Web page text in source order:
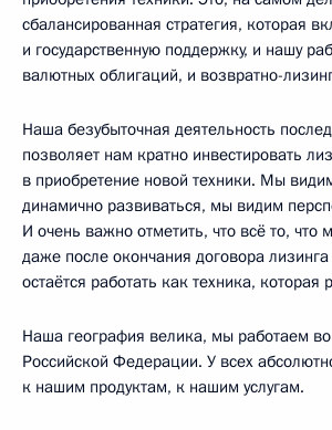
сбалансированная стратегия, которая
и государственную поддержку, и нашу
валютных облигаций, и возвратно-
Наша безубыточная деятельность
позволяет нам кратно инвестировать
в приобретение новой техники. Мы
динамично развиваться, мы видим
И очень важно отметить, что всё то, что
даже после окончания договора лизинга
остаётся работать как техника, которая
Наша география велика, мы работаем во
Российской Федерации. У всех
к нашим продуктам, к нашим услугам.